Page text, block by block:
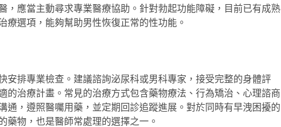
，應當主動尋求專業醫療協助。針對勃起功能障礙，目前已有成熟
療選項，能夠幫助男性恢復正常的性功能。
安排專業檢查。建議諮詢泌尿科或男科專家，接受完整的身體評
的治療計畫。常見的治療方式包含藥物療法、行為矯治、心理諮商
通，遵照醫囑用藥，並定期回診追蹤進展。對於同時有早洩困擾的
藥物，也是醫師常處理的選擇之一。